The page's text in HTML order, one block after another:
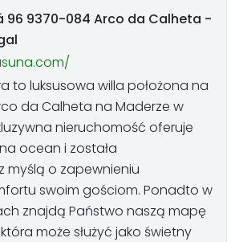
96 9370-084 Arco da Calheta -
to luksusowa willa położona na
da Calheta na Maderze w
nieruchomość oferuje
ocean i została
myślą o zapewnieniu
swoim gościom. Ponadto w
znajdą Państwo naszą mapę
może służyć jako świetny